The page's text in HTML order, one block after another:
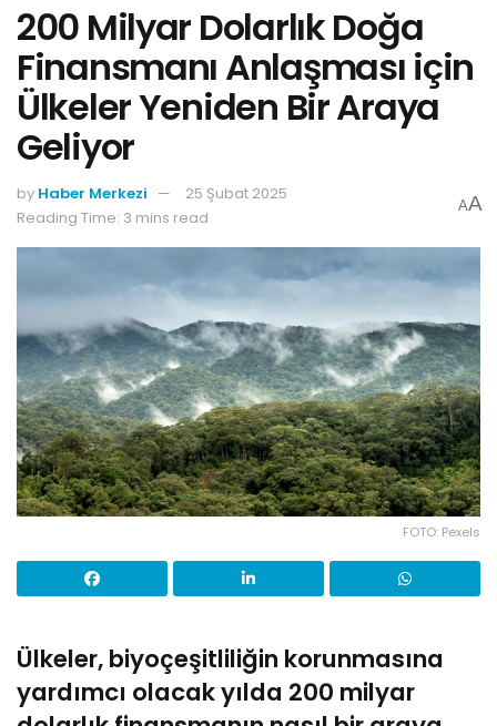
200 Milyar Dolarlık Doğa
Finansmanı Anlaşması için
Ülkeler Yeniden Bir Araya
Geliyor
by Haber Merkezi
25 Şubat 2025
Reading Time: 3 mins read
AA
FOTO: Pexels
Ülkeler, biyoçeşitliliğin korunmasına
yardımcı olacak yılda 200 milyar